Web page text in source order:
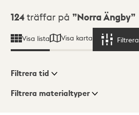
Sökresultat
124 träffar på Norra Ängby
Visa lista Visa karta Filtrera
Visningsläge
Filtrera tid
Filtrera materialtyper